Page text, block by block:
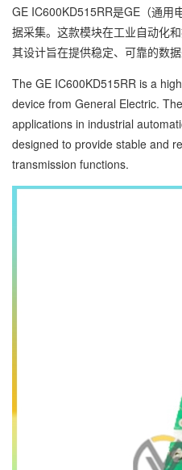
GE IC600KD515RR是GE（通用
据采集。这款模块在工业自动化
其设计旨在提供稳定、可靠的数据
The GE IC600KD515RR is a
device from General Electric.
applications in industrial
designed to provide stable and
transmission functions.